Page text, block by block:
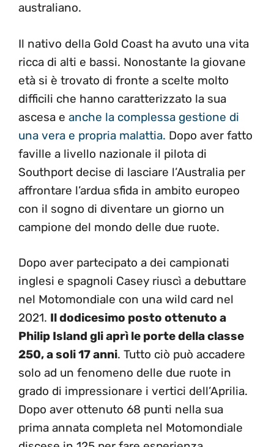
australiano.
Il nativo della Gold Coast ha avuto una vita
ricca di alti e bassi. Nonostante la giovane
età si è trovato di fronte a scelte molto
difficili che hanno caratterizzato la sua
ascesa e anche la complessa gestione di
una vera e propria malattia. Dopo aver fatto
faville a livello nazionale il pilota di
Southport decise di lasciare l’Australia per
affrontare l’ardua sfida in ambito europeo
con il sogno di diventare un giorno un
campione del mondo delle due ruote.
Dopo aver partecipato a dei campionati
inglesi e spagnoli Casey riuscì a debuttare
nel Motomondiale con una wild card nel
2021. Il dodicesimo posto ottenuto a
Philip Island gli aprì le porte della classe
250, a soli 17 anni. Tutto ciò può accadere
solo ad un fenomeno delle due ruote in
grado di impressionare i vertici dell’Aprilia.
Dopo aver ottenuto 68 punti nella sua
prima annata completa nel Motomondiale